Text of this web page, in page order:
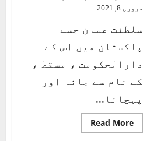
فروری 8, 2021
سلطنت عمان جسے
پاکستان میں اس کے
دارالحکومت ، مسقط ،
کے نام سے جانا اور
پہچانا...
Read More
more